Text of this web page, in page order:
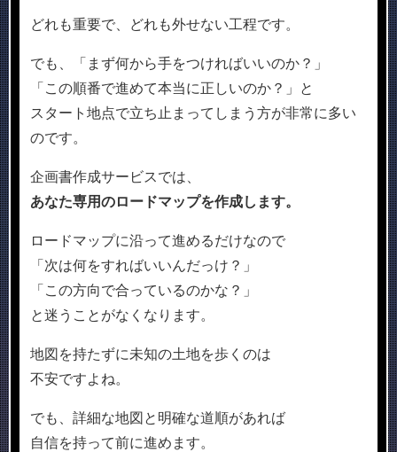
どれも重要で、どれも外せない工程です。
でも、「まず何から手をつければいいのか？」
「この順番で進めて本当に正しいのか？」と
スタート地点で立ち止まってしまう方が非常に多い
のです。
企画書作成サービスでは、
あなた専用のロードマップを作成します。
ロードマップに沿って進めるだけなので
「次は何をすればいいんだっけ？」
「この方向で合っているのかな？」
と迷うことがなくなります。
地図を持たずに未知の土地を歩くのは
不安ですよね。
でも、詳細な地図と明確な道順があれば
自信を持って前に進めます。